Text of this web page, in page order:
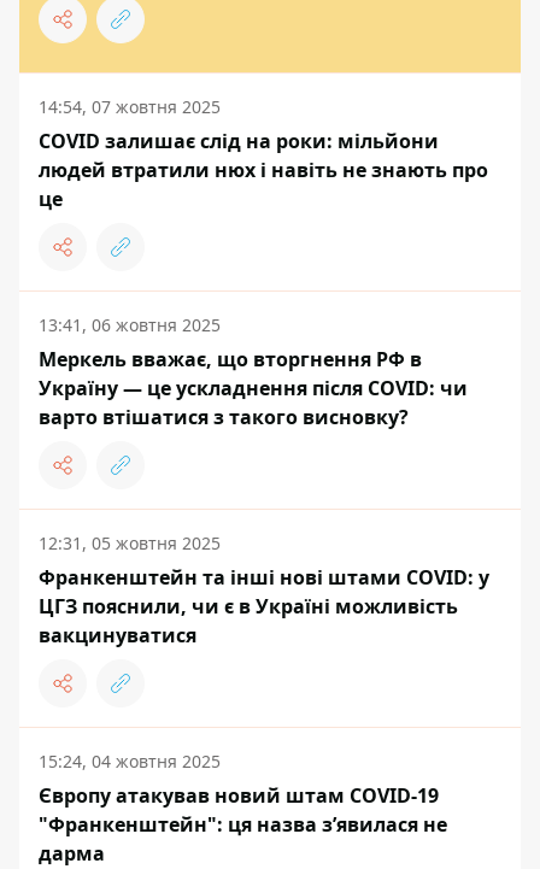
14:54, 07 жовтня 2025
COVID залишає слід на роки: мільйони
людей втратили нюх і навіть не знають про
це
13:41, 06 жовтня 2025
Меркель вважає, що вторгнення РФ в
Україну — це ускладнення після COVID: чи
варто втішатися з такого висновку?
12:31, 05 жовтня 2025
Франкенштейн та інші нові штами COVID: у
ЦГЗ пояснили, чи є в Україні можливість
вакцинуватися
15:24, 04 жовтня 2025
Європу атакував новий штам COVID-19
"Франкенштейн": ця назва зʼявилася не
дарма